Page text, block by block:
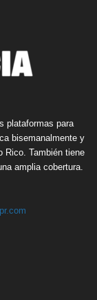
plataformas para
bisemanalmente y
Rico. También tiene
amplia cobertura.